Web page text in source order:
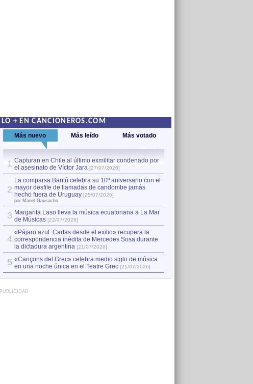
LO + EN CANCIONEROS.COM
Más nuevo Más leído Más votado
1 Capturan en Chile al último exmilitar condenado por
el asesinato de Víctor Jara [27/07/2026]
2
La comparsa Bantú celebra su 10º aniversario con el
mayor desfile de llamadas de candombe jamás
hecho fuera de Uruguay [25/07/2026]
por Manel Gausachs
3 Margarita Laso lleva la música ecuatoriana a La Mar
de Músicas [22/07/2026]
4
«Pájaro azul. Cartas desde el exilio» recupera la
correspondencia inédita de Mercedes Sosa durante
la dictadura argentina [21/07/2026]
5 «Cançons del Grec» celebra medio siglo de música
en una noche única en el Teatre Grec [21/07/2026]
PUBLICIDAD